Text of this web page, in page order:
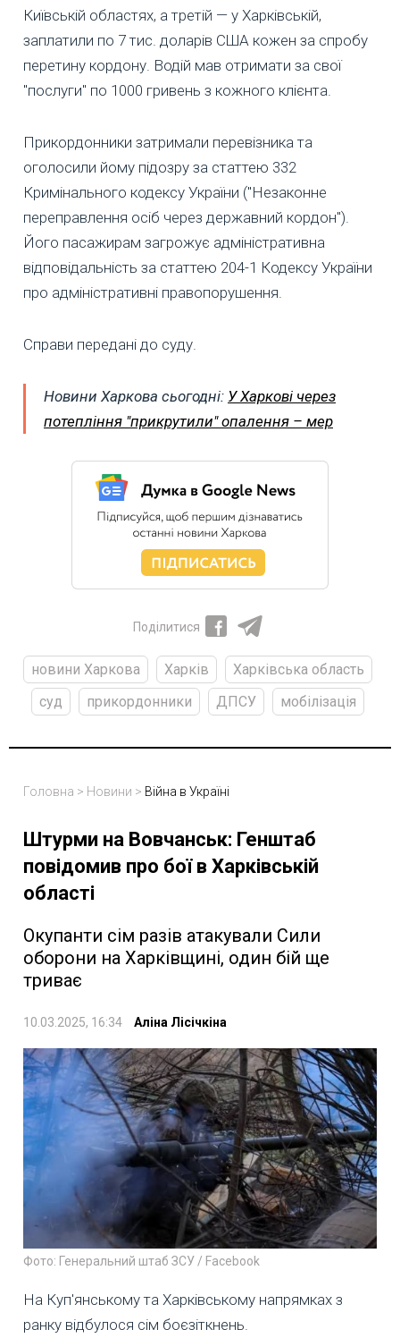
Київській областях, а третій — у Харківській,
заплатили по 7 тис. доларів США кожен за спробу
перетину кордону. Водій мав отримати за свої
"послуги" по 1000 гривень з кожного клієнта.
Прикордонники затримали перевізника та
оголосили йому підозру за статтею 332
Кримінального кодексу України ("Незаконне
переправлення осіб через державний кордон").
Його пасажирам загрожує адміністративна
відповідальність за статтею 204-1 Кодексу України
про адміністративні правопорушення.
Справи передані до суду.
Новини Харкова сьогодні: У Харкові через
потепління "прикрутили" опалення – мер
Поділитися
новини Харкова Харків
Харківська область
суд
прикордонники ДПСУ мобілізація
Головна > Новини > Війна в Україні
Штурми на Вовчанськ: Генштаб
повідомив про бої в Харківській
області
Окупанти сім разів атакували Сили
оборони на Харківщині, один бій ще
триває
10.03.2025, 16:34 Аліна Лісічкіна
Фото: Генеральний штаб ЗСУ / Facebook
На Куп'янському та Харківському напрямках з
ранку відбулося сім боєзіткнень.